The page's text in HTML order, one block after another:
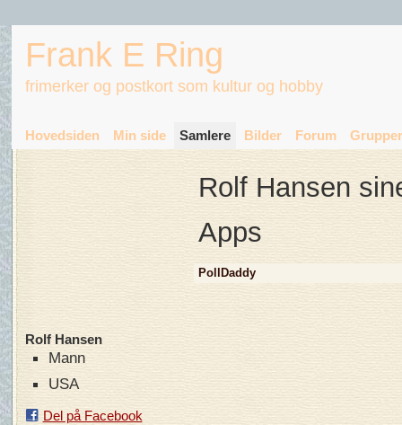
Frank E Ring
frimerker og postkort som kultur og hobby
Hovedsiden Min side Samlere Bilder Forum Grupper
Rolf Hansen
Mann
USA
Del på Facebook
Rolf Hansen
Apps
PollDaddy